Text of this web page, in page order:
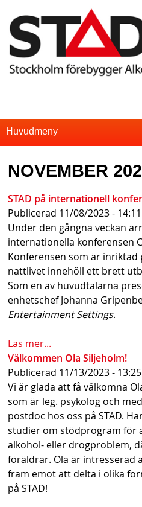
Skip
to
main
content
T
S
u
h
b
Huvudmeny
NOVEMBER
STAD på internationell
Publicerad 11/08/2023 - 14:11
Under den gångna veckan
internationella konferensen
Konferensen som är inriktad
nattlivet innehöll ett brett
Som en av huvudtalarna
enhetschef Johanna
Entertainment Settings.
Läs mer...
Välkommen Ola Siljeholm!
Publicerad 11/13/2023 - 13:25
Vi är glada att få välkomna
som är leg. psykolog och
postdoc hos oss på STAD.
studier om stödprogram för
alkohol- eller drogproblem,
föräldrar. Ola är intresserad
fram emot att delta i olika
på STAD!